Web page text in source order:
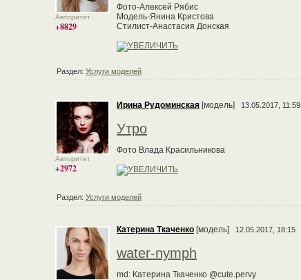
Авторитет
+8829
Фото-Алексей Рябис
Модель-Янина Кристова
Стилист-Анастасия Донская
Раздел: Услуги моделей
Авторитет
+2972
Ирина Рудоминская [модель] 13.05.2017, 11:59
Утро
Фото Влада Красильникова
Раздел: Услуги моделей
Катерина Ткаченко [модель] 12.05.2017, 18:15
water-nymph
md: Катерина Ткаченко @cute.pervy